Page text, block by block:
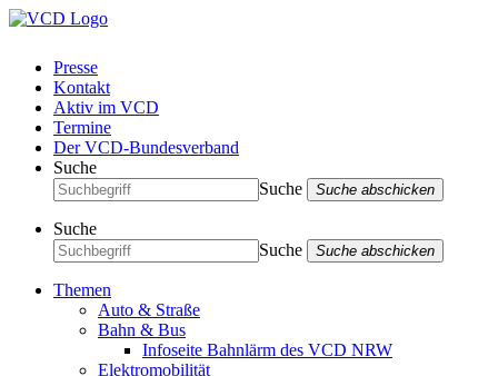
Presse
Kontakt
Aktiv im VCD
Termine
Der VCD-Bundesverband
Suche
Suche
Suche abschicken
Suche
Suche
Suche abschicken
Themen
Auto & Straße
Bahn & Bus
Infoseite Bahnlärm des VCD NRW
Elektromobilität